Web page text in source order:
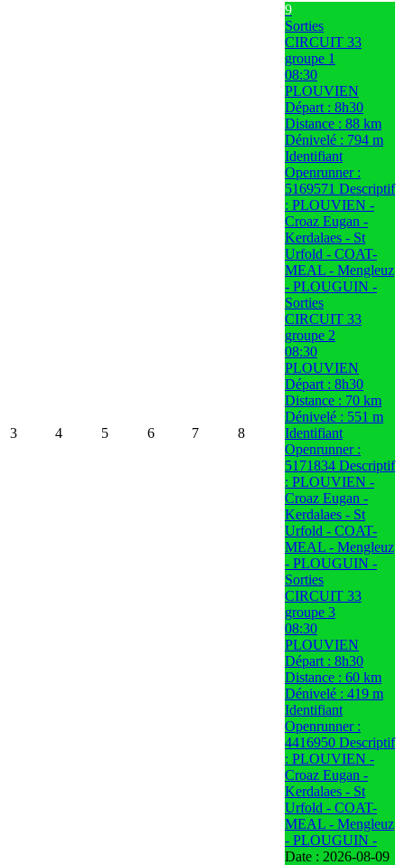
3 4 5 6 7 8
9
Sorties
CIRCUIT 33
groupe 1
08:30
PLOUVIEN
Départ : 8h30
Distance : 88 km
Dénivelé : 794 m
Identifiant
Openrunner :
5169571 Descriptif
: PLOUVIEN -
Croaz Eugan -
Kerdalaes - St
Urfold - COAT-
MEAL - Mengleuz
- PLOUGUIN -
Sorties
CIRCUIT 33
groupe 2
08:30
PLOUVIEN
Départ : 8h30
Distance : 70 km
Dénivelé : 551 m
Identifiant
Openrunner :
5171834 Descriptif
: PLOUVIEN -
Croaz Eugan -
Kerdalaes - St
Urfold - COAT-
MEAL - Mengleuz
- PLOUGUIN -
Sorties
CIRCUIT 33
groupe 3
08:30
PLOUVIEN
Départ : 8h30
Distance : 60 km
Dénivelé : 419 m
Identifiant
Openrunner :
4416950 Descriptif
: PLOUVIEN -
Croaz Eugan -
Kerdalaes - St
Urfold - COAT-
MEAL - Mengleuz
- PLOUGUIN -
Date : 2026-08-09